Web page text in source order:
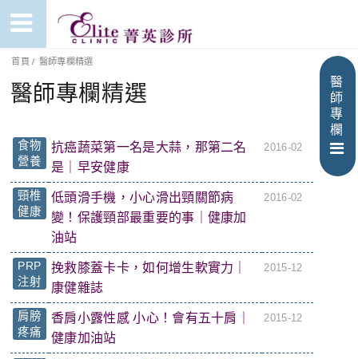
醫
師
專
欄
首頁 / 醫師專欄精選
醫師專欄精選
食物
營養
抗癌蔬菜第一名是大蒜，那第二名
是｜早安健康
2016-02
頸椎
健康
低頭滑手機，小心滑出頸關節病
變！保護頸部最重要的事｜健康加
油站
2016-02
PRP
注射
挽救膝蓋卡卡，如何增生軟實力｜
康健雜誌
2015-12
肩膀
疼痛
香肩小露性感 小心！會有五十肩｜
健康加油站
2015-12